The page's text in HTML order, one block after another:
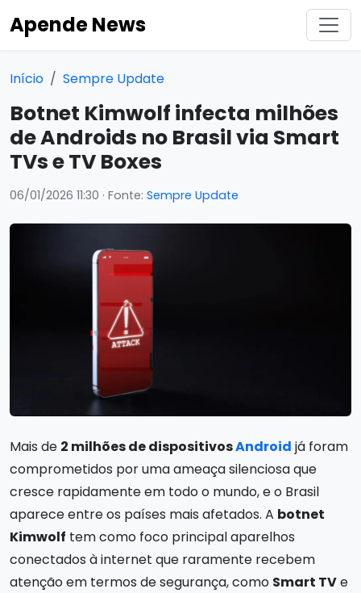
Apende News
Início Sempre Update
Botnet Kimwolf infecta milhões
de Androids no Brasil via Smart
TVs e TV Boxes
06/01/2026 11:30 · Fonte: Sempre Update
Mais de 2 milhões de dispositivosAndroid já foram
comprometidos por uma ameaça silenciosa que
cresce rapidamente em todo o mundo, e o Brasil
aparece entre os países mais afetados. A botnet
Kimwolf tem como foco principal aparelhos
conectados à internet que raramente recebem
atenção em termos de segurança, como Smart TVe